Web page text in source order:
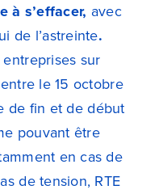
à s’effacer, avec
de l’astreinte.
sur
le 15 octobre
de fin et de début
pouvant être
en cas de
de tension, RTE